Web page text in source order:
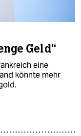
Geld“
eine
könnte mehr